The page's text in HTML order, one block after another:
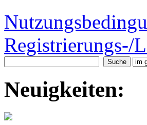
Registrierungs-/
Neuigkeiten: